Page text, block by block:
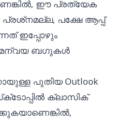
ഈ പ്രത്യേക
പ്രശ്‌നമല്ല, പക്ഷേ ആപ്പ്
ഇപ്പോഴും
ബഗുകൾ
പുതിയ Outlook
ക്ലാസിക്